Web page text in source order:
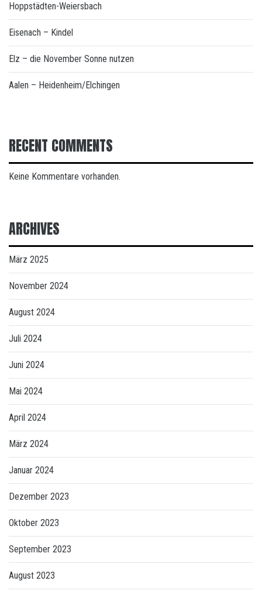
Hoppstädten-Weiersbach
Eisenach – Kindel
Elz – die November Sonne nutzen
Aalen – Heidenheim/Elchingen
RECENT COMMENTS
Keine Kommentare vorhanden.
ARCHIVES
März 2025
November 2024
August 2024
Juli 2024
Juni 2024
Mai 2024
April 2024
März 2024
Januar 2024
Dezember 2023
Oktober 2023
September 2023
August 2023